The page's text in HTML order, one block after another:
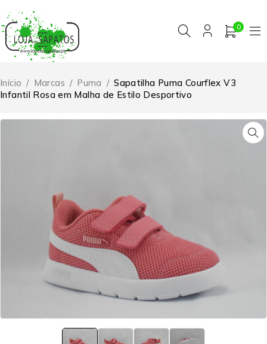
0
Início / Marcas / Puma / Sapatilha Puma Courflex V3
Infantil Rosa em Malha de Estilo Desportivo